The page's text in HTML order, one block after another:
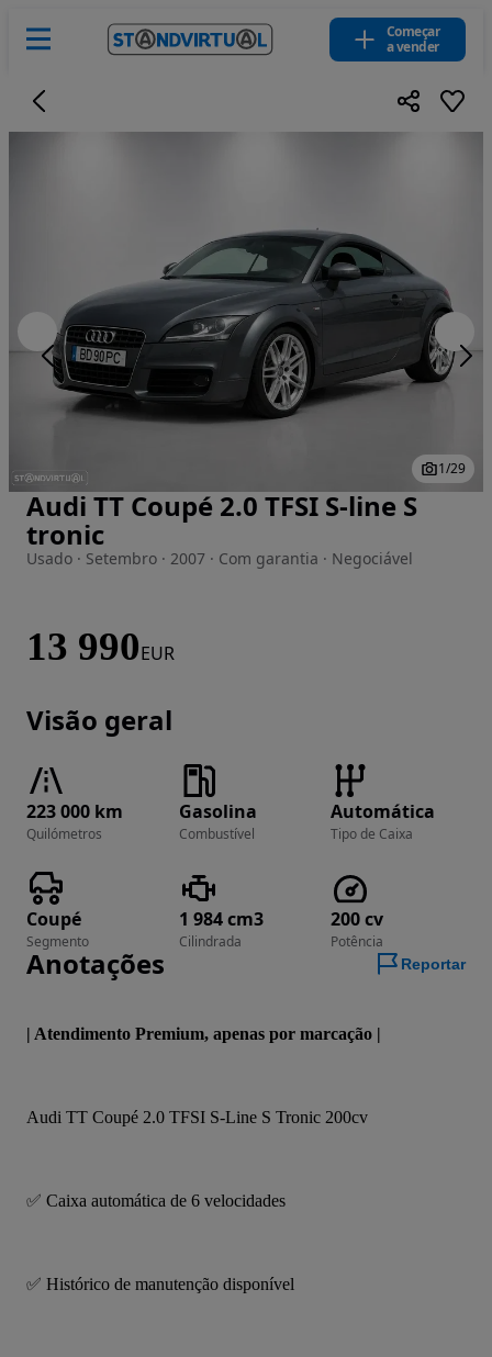
Começar
a vender
Imagem 1 de 29
1/29
Audi TT Coupé 2.0 TFSI S-line S
tronic
Usado · Setembro · 2007 · Com garantia · Negociável
13 990EUR
Visão geral
223 000 km
Quilómetros
Gasolina
Combustível
Automática
Tipo de Caixa
Coupé
Segmento
1 984 cm3
Cilindrada
200 cv
Potência
Anotações Reportar
| Atendimento Premium, apenas por marcação |
Audi TT Coupé 2.0 TFSI S-Line S Tronic 200cv
✅ Caixa automática de 6 velocidades
✅ Histórico de manutenção disponível